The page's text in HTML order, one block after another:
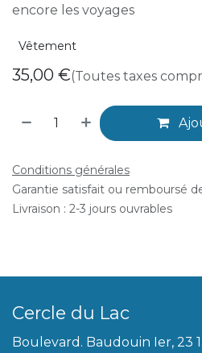
encore les voyages
Vêtement
35,00 €(Toutes taxes
Conditions générales
Garantie satisfait ou remboursé
Livraison : 2-3 jours ouvrables
Cercle du Lac
Boulevard. Baudouin Ier, 23